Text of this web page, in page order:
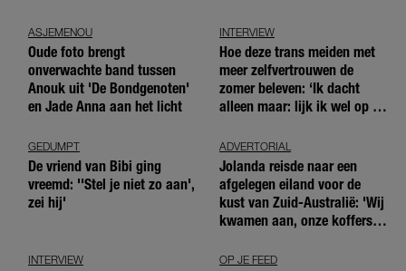
ASJEMENOU
Oude foto brengt
onverwachte band tussen
Anouk uit 'De Bondgenoten'
en Jade Anna aan het licht
INTERVIEW
Hoe deze trans meiden met
meer zelfvertrouwen de
zomer beleven: ‘Ik dacht
alleen maar: lijk ik wel op de
GEDUMPT
De vriend van Bibi ging
vreemd: ''Stel je niet zo aan',
zei hij'
ADVERTORIAL
Jolanda reisde naar een
afgelegen eiland voor de
kust van Zuid-Australië: 'Wij
kwamen aan, onze koffers
INTERVIEW OP JE FEED